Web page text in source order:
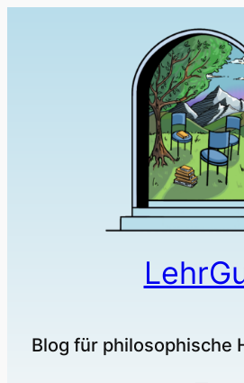
Blog für philosophische